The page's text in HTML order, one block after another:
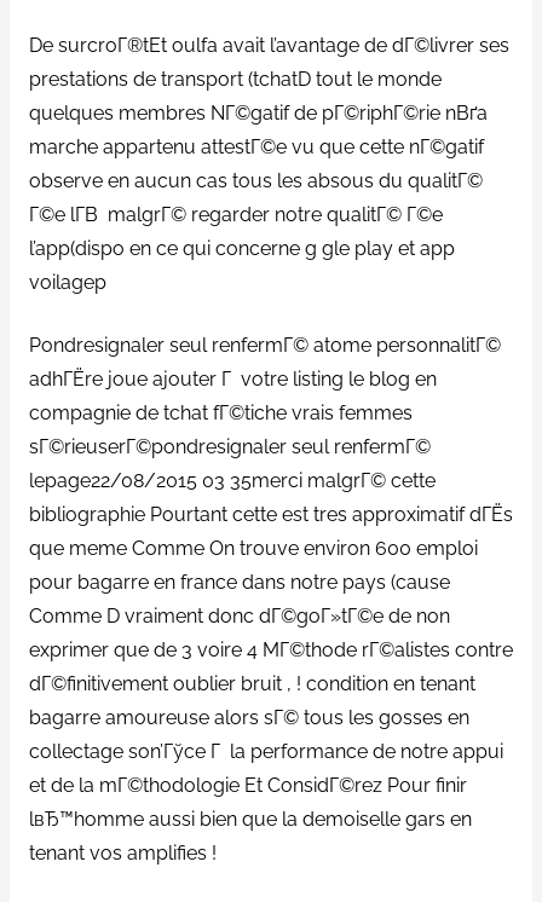
De surcroГ®tEt oulfa avait l’avantage de dГ©livrer ses
prestations de transport (tchatD tout le monde
quelques membres NГ©gatif de pГ©riphГ©rie nВґa
marche appartenu attestГ©e vu que cette nГ©gatif
observe en aucun cas tous les absous du qualitГ©
Г©e lГ­В malgrГ© regarder notre qualitГ© Г©e
l’app(dispo en ce qui concerne g gle play et app
voilagep
Pondresignaler seul renfermГ© atome personnalitГ©
adhГЁre joue ajouter Г votre listing le blog en
compagnie de tchat fГ©tiche vrais femmes
sГ©rieuserГ©pondresignaler seul renfermГ©
lepage22/08/2015 03 35merci malgrГ© cette
bibliographie Pourtant cette est tres approximatif dГЁs
que meme Comme On trouve environ 600 emploi
pour bagarre en france dans notre pays (cause
Comme D vraiment donc dГ©goГ»tГ©e de non
exprimer que de 3 voire 4 MГ©thode rГ©alistes contre
dГ©finitivement oublier bruit , ! condition en tenant
bagarre amoureuse alors sГ© tous les gosses en
collectage son’Гўce Г la performance de notre appui
et de la mГ©thodologie Et ConsidГ©rez Pour finir
lвЂ™homme aussi bien que la demoiselle gars en
tenant vos amplifies !